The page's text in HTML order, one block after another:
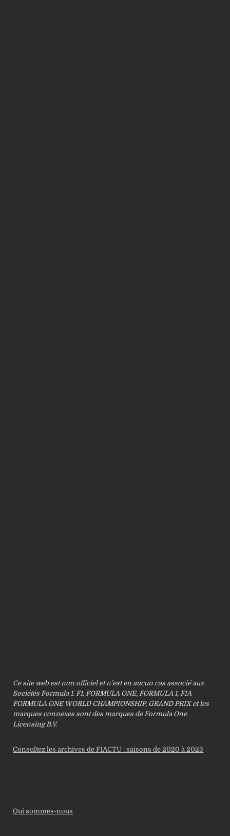
Ce site web est non officiel et n’est en aucun cas associé aux
Sociétés Formula 1. F1, FORMULA ONE, FORMULA 1, FIA
FORMULA ONE WORLD CHAMPIONSHIP, GRAND PRIX et les
marques connexes sont des marques de Formula One
Licensing B.V.
Consultez les archives de F1ACTU : saisons de 2020 à 2023
Qui sommes-nous